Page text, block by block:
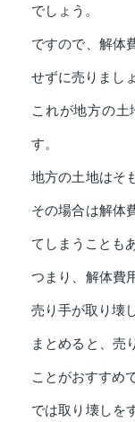
でしょう。
ですので、解体
せずに売りまし
これが地方の土
す。
地方の土地はそ
その場合は解体
てしまうことも
つまり、解体費
売り手が取り壊
まとめると、売
ことがおすすめ
では取り壊しを